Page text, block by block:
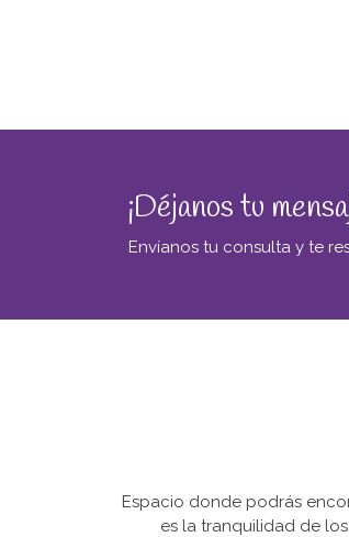
¡Déjanos tu
Envíanos tu consulta y te
Espacio donde podrás
es la tranquilidad de